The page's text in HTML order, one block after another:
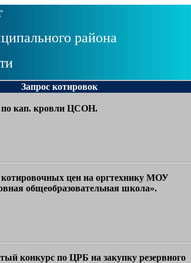
района
Запрос котировок
по кап. кровли ЦСОН.
котировочных цен на оргтехнику МОУ
общеобразовательная школа».
конкурс по ЦРБ на закупку резервного